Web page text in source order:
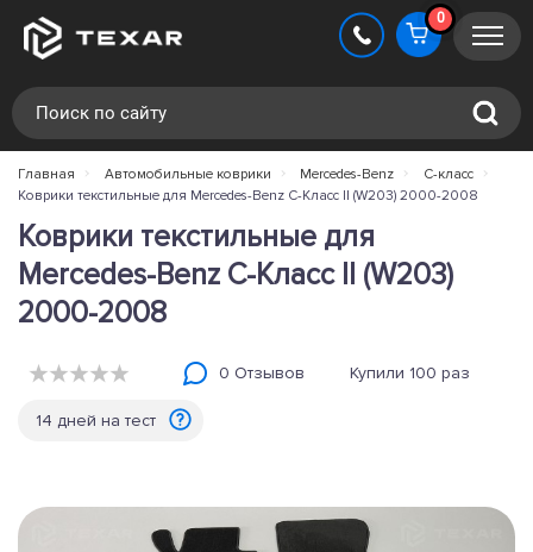
0
Главная Автомобильные коврики Mercedes-Benz
C-класс
Коврики текстильные для Mercedes-Benz C-Класс II (W203) 2000-2008
Коврики текстильные для
Mercedes-Benz C-Класс II (W203)
2000-2008
0 Отзывов Купили 100 раз
14 дней на тест